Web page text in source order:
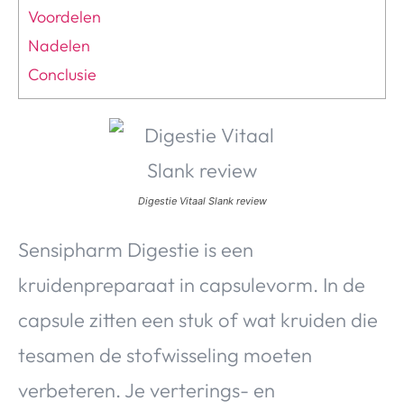
Voordelen
Nadelen
Conclusie
Digestie Vitaal Slank review
Sensipharm Digestie is een
kruidenpreparaat in capsulevorm. In de
capsule zitten een stuk of wat kruiden die
tesamen de stofwisseling moeten
verbeteren. Je verterings- en